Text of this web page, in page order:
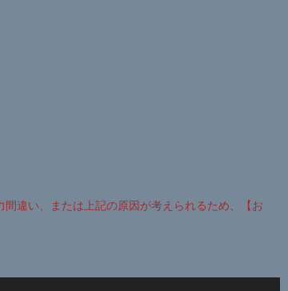
違い、または上記の原因が考えられるため、【お